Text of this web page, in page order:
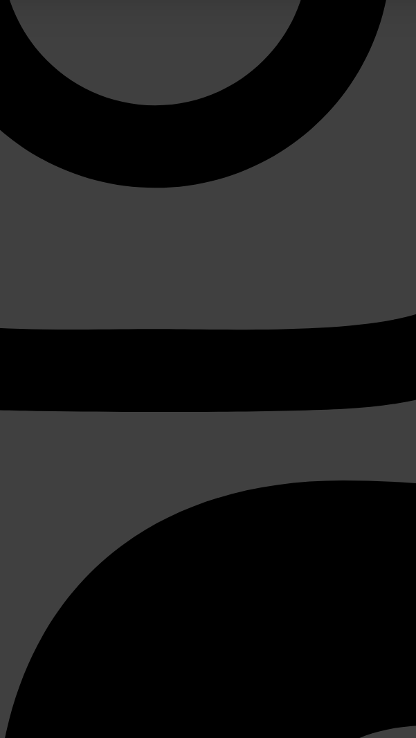
Deze partners kunnen deze gegevens combineren met andere informatie die u aan
op basis van uw gebruik van hun services.